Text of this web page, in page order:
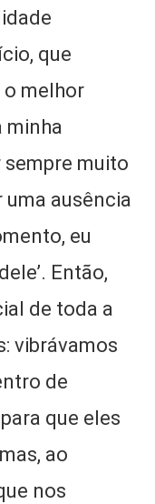
que
o melhor
minha
sempre muito
uma ausência
eu
Então,
de toda a
vibrávamos
de
que eles
ao
nos